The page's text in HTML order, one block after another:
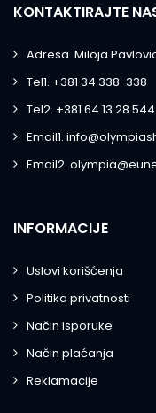
KONTAKTIRAJTE
Adresa. Miloja
Tel1. +381 34 338-338
Tel2. +381 64 13 28 544
Email1.
Email2.
INFORMACIJE
Uslovi korišćenja
Politika privatnosti
Način isporuke
Način plaćanja
Reklamacije